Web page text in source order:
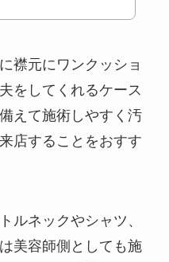
襟元にワンクッショ
をしてくれるケース
えて施術しやすく汚
店することをおすす
ルネックやシャツ、
美容師側としても施